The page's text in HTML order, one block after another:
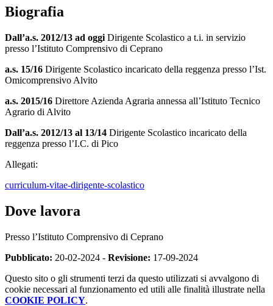
Biografia
Dall’a.s. 2012/13 ad oggi Dirigente Scolastico a t.i. in servizio
presso l’Istituto Comprensivo di Ceprano
a.s. 15/16 Dirigente Scolastico incaricato della reggenza presso l’Ist.
Omicomprensivo Alvito
a.s. 2015/16 Direttore Azienda Agraria annessa all’Istituto Tecnico
Agrario di Alvito
Dall’a.s. 2012/13 al 13/14 Dirigente Scolastico incaricato della
reggenza presso l’I.C. di Pico
Allegati:
curriculum-vitae-dirigente-scolastico
Dove lavora
Presso l’Istituto Comprensivo di Ceprano
Pubblicato: 20-02-2024 - Revisione: 17-09-2024
Questo sito o gli strumenti terzi da questo utilizzati si avvalgono di
cookie necessari al funzionamento ed utili alle finalità illustrate nella
COOKIE POLICY.